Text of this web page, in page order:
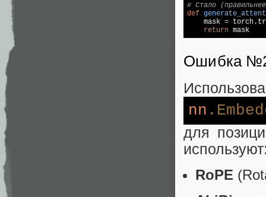
# Стало
def
mask =
return
Ошибка
nn
для
RoPE